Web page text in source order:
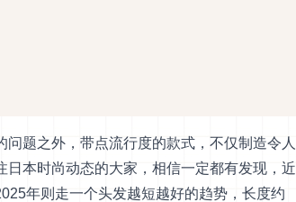
题之外，带点流行度的款式，不仅制造令人
本时尚动态的大家，相信一定都有发现，近
年则走一个头发越短越好的趋势，长度约